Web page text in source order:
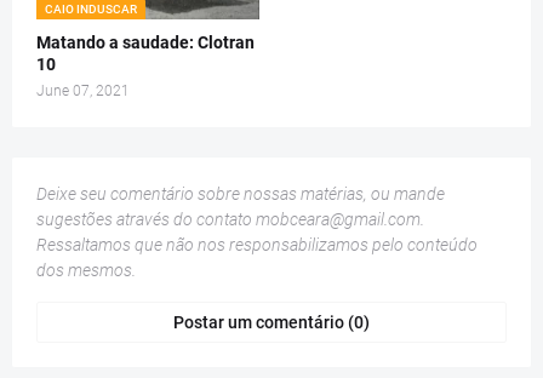
CAIO INDUSCAR
Matando a saudade: Clotran
10
June 07, 2021
Deixe seu comentário sobre nossas matérias, ou mande
sugestões através do contato mobceara@gmail.com
Ressaltamos que não nos responsabilizamos pelo conteúdo
dos mesmos.
Postar um comentário (0)